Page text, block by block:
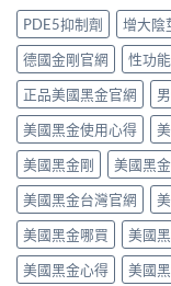
析：
從
秒
出
到
持
久
30
分，
雙
效
機
制
與
非
液
態
劑
型
的
真
相、
用
法
與
香
港
法
律
值
得
買？
藥
效
持
續
時
間、
正
確
用
法
與
副
真．
有
咁
勁？
醫
師
話
「目
前
PE
最
有
效
之
一」
PDE5抑制劑 增大陰
德國金剛官網
性功
正品美國黑金官網
美國黑金使用心得
美國黑金剛
美國黑
美國黑金台灣官網
美國黑金哪買
美國
美國黑金心得
美國